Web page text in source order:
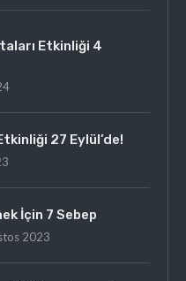
Etkinliği 4
27 Eylül’de!
İçin 7 Sebep
2023